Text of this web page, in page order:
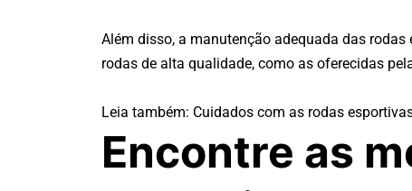
Além disso, a manutenção adequada das
rodas de alta qualidade, como as oferecidas
Leia também: Cuidados com as rodas
Encontre as